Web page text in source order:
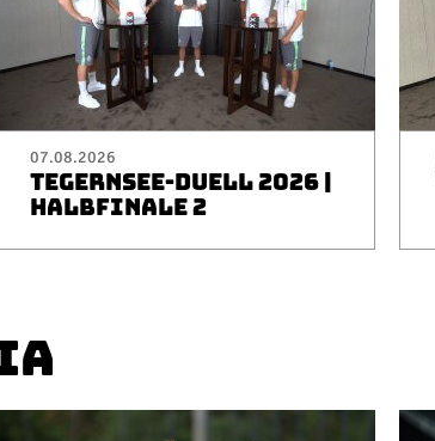
07.08.2026
TEGERNSEE-DUELL 2026 |
HALBFINALE 2